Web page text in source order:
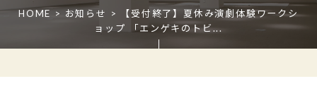
HOME > お知らせ
> 【受付終了】夏休み演劇体験ワークシ
ョップ 「エンゲキのトビ...